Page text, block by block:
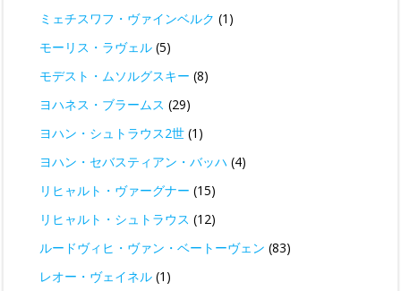
ミェチスワフ・ヴァインベルク (1)
モーリス・ラヴェル (5)
モデスト・ムソルグスキー (8)
ヨハネス・ブラームス (29)
ヨハン・シュトラウス2世 (1)
ヨハン・セバスティアン・バッハ (4)
リヒャルト・ヴァーグナー (15)
リヒャルト・シュトラウス (12)
ルードヴィヒ・ヴァン・ベートーヴェン (83)
レオー・ヴェイネル (1)